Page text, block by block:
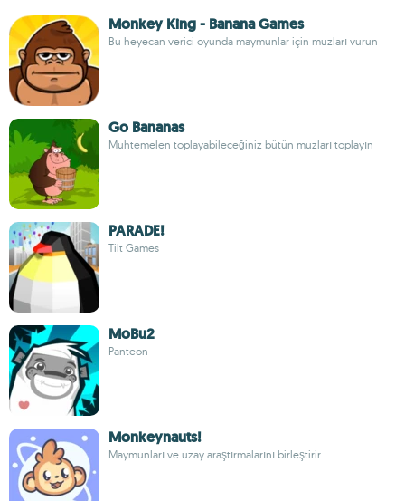
Monkey King - Banana Games
Bu heyecan verici oyunda maymunlar için muzları vurun
Go Bananas
Muhtemelen toplayabileceğiniz bütün muzları toplayın
PARADE!
Tilt Games
MoBu2
Panteon
Monkeynauts!
Maymunları ve uzay araştırmalarını birleştirir